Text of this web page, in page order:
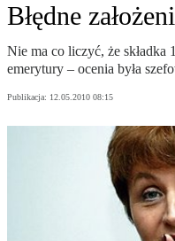
Błędne
Nie ma co liczyć, że składka
emerytury – ocenia była
Publikacja: 12.05.2010 08:15